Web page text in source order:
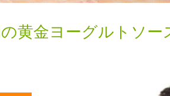
黄金ヨーグルトソー